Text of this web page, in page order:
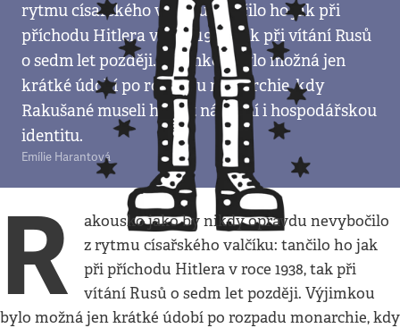
rytmu císařského valčíku: tančilo ho jak při
příchodu Hitlera v roce 1938, tak při vítání Rusů
o sedm let později. Výjimkou bylo možná jen
krátké údobí po rozpadu monarchie, kdy
Rakušané museli hledat národní i hospodářskou
identitu.
Emílie Harantová
R
akousko jako by nikdy opravdu nevybočilo
z rytmu císařského valčíku: tančilo ho jak
při příchodu Hitlera v roce 1938, tak při
vítání Rusů o sedm let později. Výjimkou
bylo možná jen krátké údobí po rozpadu monarchie, kdy